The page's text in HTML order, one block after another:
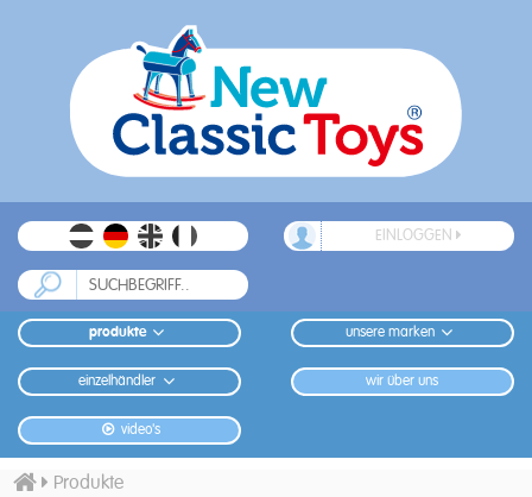
EINLOGGEN
produkte unsere marken
einzelhändler wir über uns
video's
Produkte